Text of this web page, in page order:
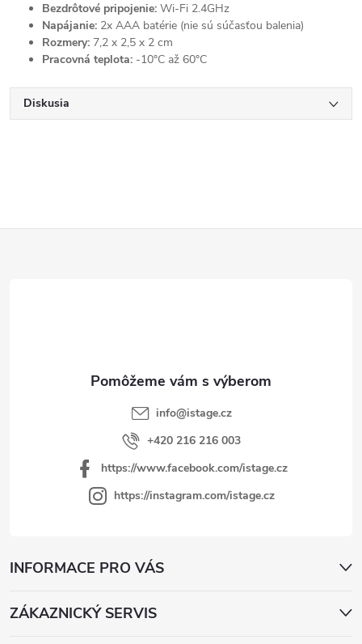
Bezdrôtové pripojenie: Wi-Fi 2.4GHz
Napájanie: 2x AAA batérie (nie sú súčasťou balenia)
Rozmery: 7,2 x 2,5 x 2 cm
Pracovná teplota: -10°C až 60°C
Diskusia
info@istage.cz
+420 216 216 003
https://www.facebook.com/istage.cz
https://instagram.com/istage.cz
INFORMACE PRO VÁS
ZÁKAZNICKÝ SERVIS